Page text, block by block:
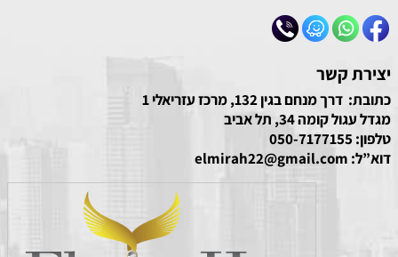
יצירת קשר
כתובת: דרך מנחם בגין 132, מרכז עזריאלי 1
מגדל עגול קומה 34, תל אביב
טלפון: 050-7177155
דוא”ל: elmirah22@gmail.com